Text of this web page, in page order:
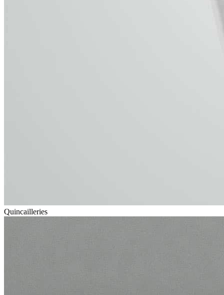
Quincailleries